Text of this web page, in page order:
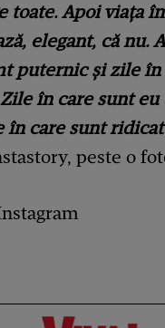
toate. Apoi viața
elegant, că nu.
puternic și zile
în care sunt eu
în care sunt
peste o